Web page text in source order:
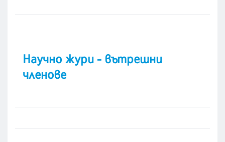
Научно жури - вътрешни
членове